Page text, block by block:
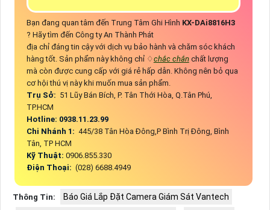
Bạn đang quan tâm đến Trung Tâm Ghi Hình KX-DAi8816H3
? Hãy tìm đến Công ty An Thành Phát
địa chỉ đáng tin cậy với dịch vụ bảo hành và chăm sóc khách
hàng tốt. Sản phẩm này không chỉ ♢chắc chắnchất lượng
mà còn được cung cấp với giá rẻ hấp dẫn. Không nên bỏ qua
cơ hội thú vị này khi muốn mua sản phẩm.
Trụ Sở: 51 Lũy Bán Bích, P. Tân Thới Hòa, Q.Tân Phú,
TP.HCM
Hotline: 0938.11.23.99
Chi Nhánh 1: 445/38 Tân Hòa Đông,P Bình Trị Đông, Bình
Tân, TP HCM
Kỹ Thuật: 0906.855.330
Điện Thoại: (028) 6688.4949
Thông Tin:
Báo Giá Lắp Đặt Camera Giám Sát Vantech